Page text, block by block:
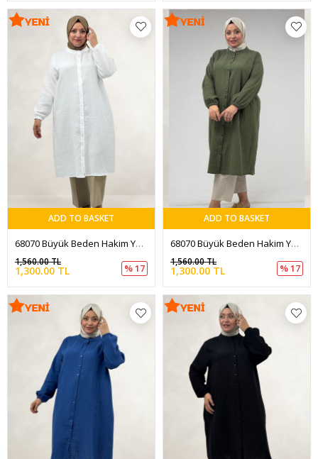
ADD TO BASKET
68070 Büyük Beden Hakim Yaka Boydan Düğmeli Müslin Tunik - Ekru
1,300.00 TL
1,560.00 TL
% 17
ADD TO BASKET
68070 Büyük Beden Hakim Yaka Boydan Düğmeli Müslin Tunik - Haki
1,300.00 TL
1,560.00 TL
% 17